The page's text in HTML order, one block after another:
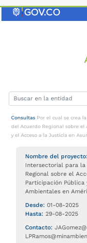
Consultas Por el cual se crea
del Acuerdo Regional sobre el
y el Acceso a la Justicia en
Nombre del proyecto:
Intersectorial para
Regional sobre el
Participación
Ambientales en
Desde:01-08-2025
Hasta: 29-08-2025
Contacto: